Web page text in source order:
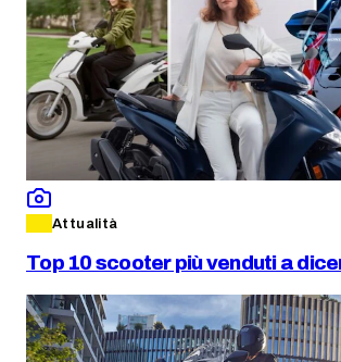
Attualità
Top 10 scooter più venduti a